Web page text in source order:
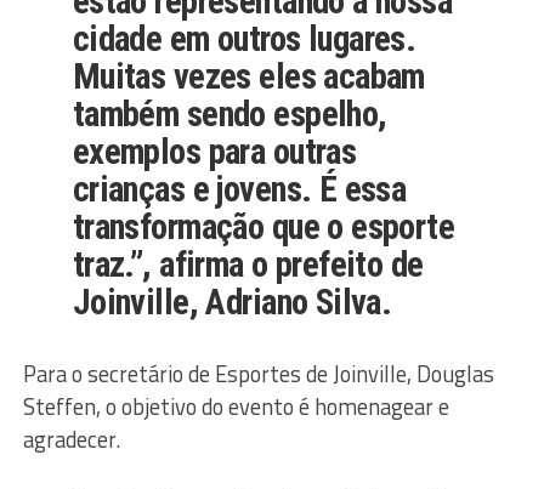
cidade em outros lugares.
Muitas vezes eles acabam
também sendo espelho,
exemplos para outras
crianças e jovens. É essa
transformação que o esporte
traz.”, afirma o prefeito de
Joinville, Adriano Silva.
Para o secretário de Esportes de Joinville, Douglas
Steffen, o objetivo do evento é homenagear e
agradecer.